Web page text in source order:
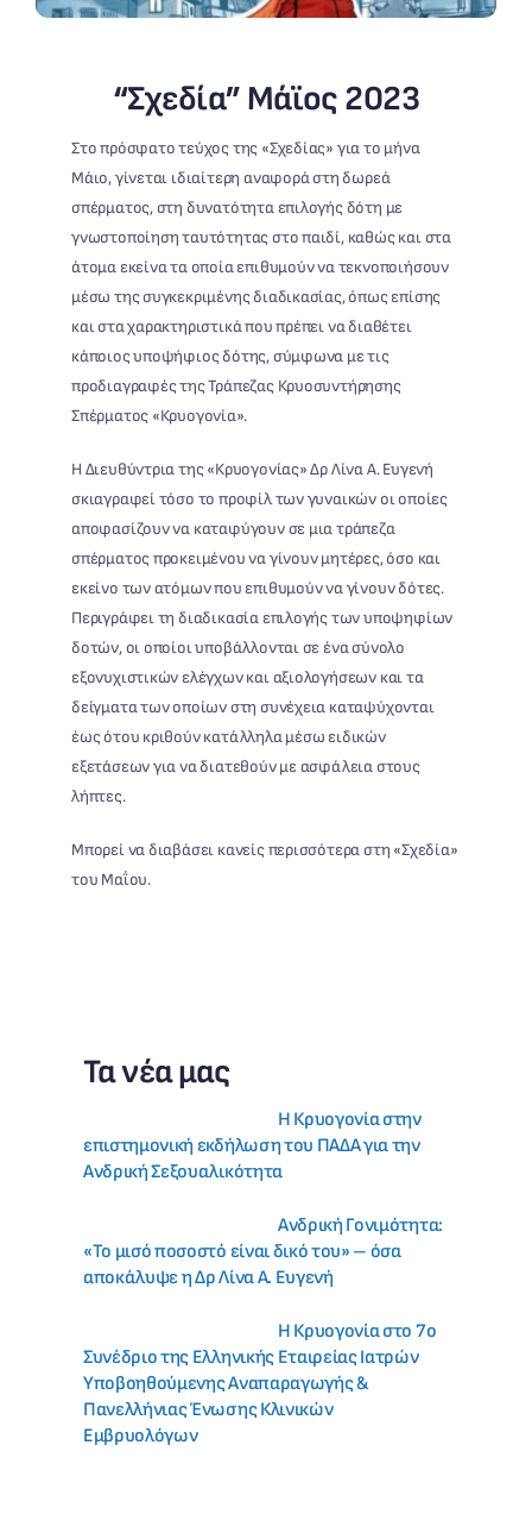
“Σχεδία” Μάϊος 2023
Στο πρόσφατο τεύχος της «Σχεδίας» για το μήνα
Μάιο, γίνεται ιδιαίτερη αναφορά στη δωρεά
σπέρματος, στη δυνατότητα επιλογής δότη με
γνωστοποίηση ταυτότητας στο παιδί, καθώς και στα
άτομα εκείνα τα οποία επιθυμούν να τεκνοποιήσουν
μέσω της συγκεκριμένης διαδικασίας, όπως επίσης
και στα χαρακτηριστικά που πρέπει να διαθέτει
κάποιος υποψήφιος δότης, σύμφωνα με τις
προδιαγραφές της Τράπεζας Κρυοσυντήρησης
Σπέρματος «Κρυογονία».
Η Διευθύντρια της «Κρυογονίας» Δρ Λίνα Α. Ευγενή
σκιαγραφεί τόσο το προφίλ των γυναικών οι οποίες
αποφασίζουν να καταφύγουν σε μια τράπεζα
σπέρματος προκειμένου να γίνουν μητέρες, όσο και
εκείνο των ατόμων που επιθυμούν να γίνουν δότες.
Περιγράφει τη διαδικασία επιλογής των υποψηφίων
δοτών, οι οποίοι υποβάλλονται σε ένα σύνολο
εξονυχιστικών ελέγχων και αξιολογήσεων και τα
δείγματα των οποίων στη συνέχεια καταψύχονται
έως ότου κριθούν κατάλληλα μέσω ειδικών
εξετάσεων για να διατεθούν με ασφάλεια στους
λήπτες.
Μπορεί να διαβάσει κανείς περισσότερα στη «Σχεδία»
του Μαΐου.
Τα νέα μας
Η Κρυογονία στην
επιστημονική εκδήλωση του ΠΑΔΑ για την
Ανδρική Σεξουαλικότητα
Ανδρική Γονιμότητα:
«Το μισό ποσοστό είναι δικό του» – όσα
αποκάλυψε η Δρ Λίνα Α. Ευγενή
Η Κρυογονία στο 7ο
Συνέδριο της Ελληνικής Εταιρείας Ιατρών
Υποβοηθούμενης Αναπαραγωγής &
Πανελλήνιας Ένωσης Κλινικών
Εμβρυολόγων